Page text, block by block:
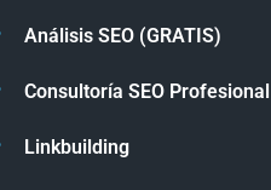
Análisis SEO (GRATIS)
Consultoría SEO Profesional
Linkbuilding